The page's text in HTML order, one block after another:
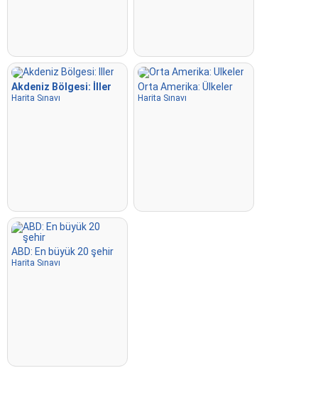
Akdeniz Bölgesi: İller
Harita Sınavı
Orta Amerika: Ülkeler
Harita Sınavı
ABD: En büyük 20 şehir
Harita Sınavı